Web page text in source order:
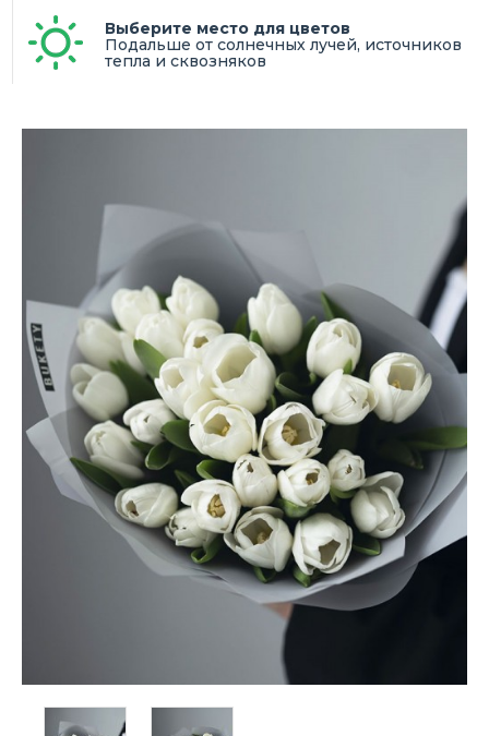
Выберите место для цветов
Подальше от солнечных лучей, источников
тепла и сквозняков